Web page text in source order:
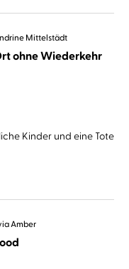
Mittelstädt
ohne Wiederkehr
Kinder und eine Tote
Amber